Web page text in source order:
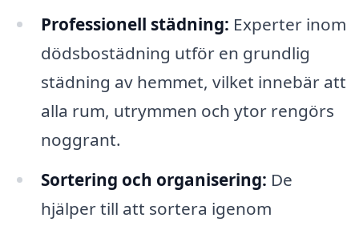
Professionell städning: Experter inom
dödsbostädning utför en grundlig
städning av hemmet, vilket innebär att
alla rum, utrymmen och ytor rengörs
noggrant.
Sortering och organisering: De
hjälper till att sortera igenom